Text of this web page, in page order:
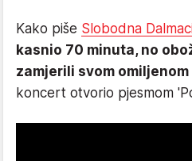
Kako piše Slobodna
kasnio 70 minuta, no
zamjerili svom
koncert otvorio pjesmom